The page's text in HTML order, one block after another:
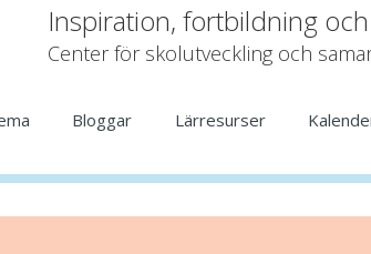
Inspiration, fortbildning
Center för skolutveckling och
Bloggar Lärresurser